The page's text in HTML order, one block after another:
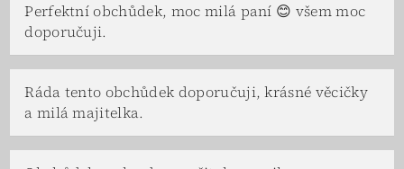
Perfektní obchůdek, moc milá paní 😊 všem moc
doporučuji.
Ráda tento obchůdek doporučuji, krásné věcičky
a milá majitelka.